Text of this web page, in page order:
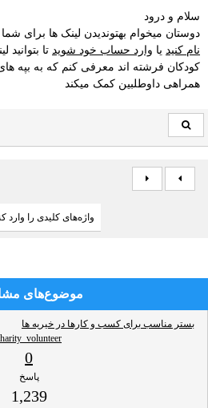
سلام و درود
دوستان میخوام بهتوندیدن لینک ها برای
نام کنید یا وارد حساب خود شوید تا بتوانید
کودکان فرشته اند معرفی کنم که به بپه
همراهی داوطلبین کمک میکند
موضوع‌های
بستر مناسب برای کسب و کارها در خیریه ها
0
پاسخ
1,239